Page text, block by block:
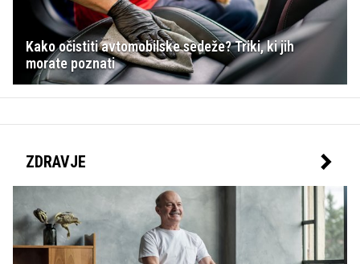
Kako očistiti avtomobilske sedeže? Triki, ki jih
morate poznati
ZDRAVJE